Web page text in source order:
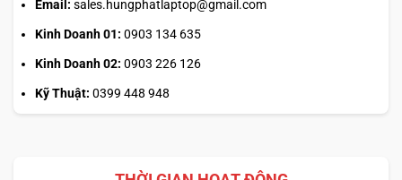
stereoRealtek AL3204công suất 4W, mang lại âm thanh
rõ nét và chi tiết trong từng khung hình. Nhờ tích hợp công
nghệDolby Audio™, thiết bị tái hiện hiệu ứng âm thanh
Email: sales.hungphatlaptop@gmail.com
Kinh Doanh 01: 0903 134 635
Kinh Doanh 02: 0903 226 126
Kỹ Thuật: 0399 448 948